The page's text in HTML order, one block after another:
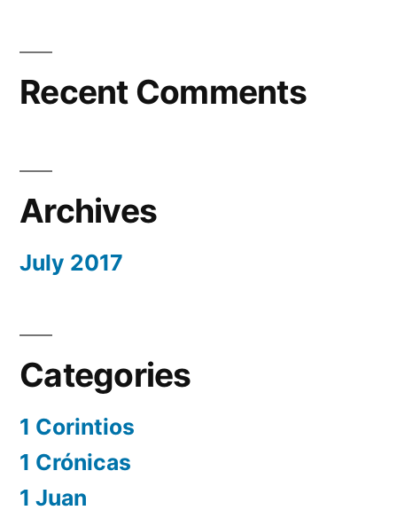
Recent Comments
Archives
July 2017
Categories
1 Corintios
1 Crónicas
1 Juan